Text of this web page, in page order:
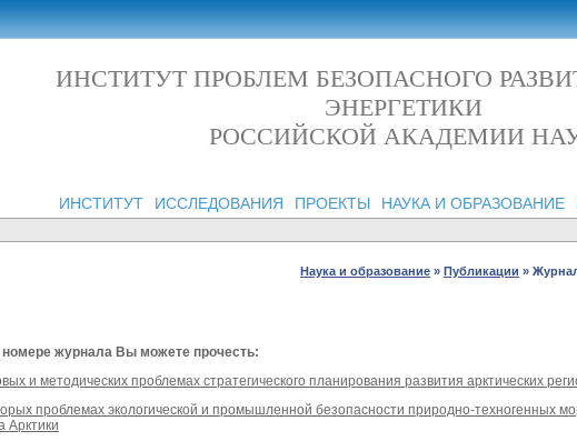
ИНСТИТУТ ПРОБЛЕМ БЕЗОПАСНОГО
ЭНЕРГЕТИКИ
РОССИЙСКОЙ АКАДЕМИИ
ИНСТИТУТ ИССЛЕДОВАНИЯ ПРОЕКТЫ НАУКА И ОБРАЗОВАНИЕ
Наука и образование » Публикации »
номере журнала Вы можете прочесть:
и методических проблемах стратегического планирования развития арктических
проблемах экологической и промышленной безопасности природно-техногенных
Арктики